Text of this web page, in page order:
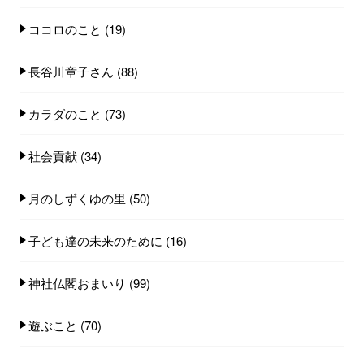
ココロのこと (19)
長谷川章子さん (88)
カラダのこと (73)
社会貢献 (34)
月のしずくゆの里 (50)
子ども達の未来のために (16)
神社仏閣おまいり (99)
遊ぶこと (70)